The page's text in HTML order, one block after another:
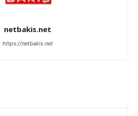
netbakis.net
https://netbakis.net